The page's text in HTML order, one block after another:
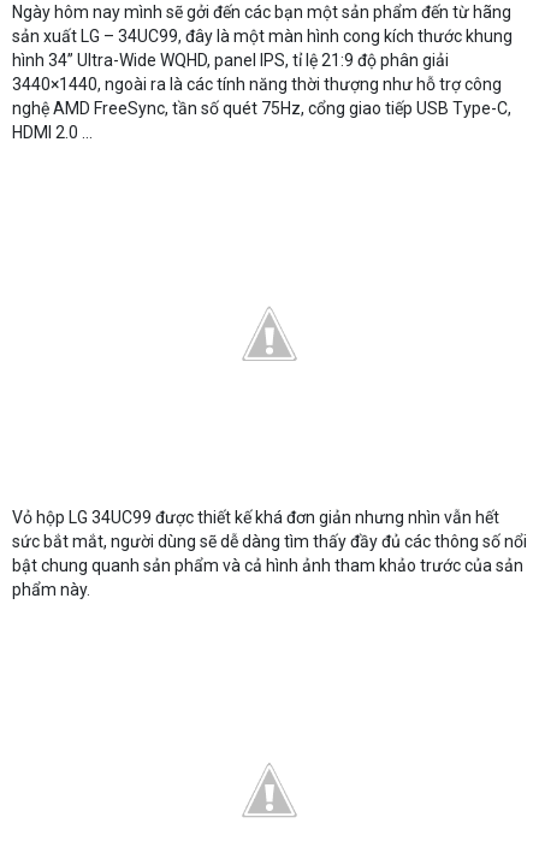
Ngày hôm nay mình sẽ gởi đến các bạn một sản phẩm đến từ hãng
sản xuất LG – 34UC99, đây là một màn hình cong kích thước khung
hình 34” Ultra-Wide WQHD, panel IPS, tỉ lệ 21:9 độ phân giải
3440×1440, ngoài ra là các tính năng thời thượng như hỗ trợ công
nghệ AMD FreeSync, tần số quét 75Hz, cổng giao tiếp USB Type-C,
HDMI 2.0 …
Vỏ hộp LG 34UC99 được thiết kế khá đơn giản nhưng nhìn vẫn hết
sức bắt mắt, người dùng sẽ dễ dàng tìm thấy đầy đủ các thông số nổi
bật chung quanh sản phẩm và cả hình ảnh tham khảo trước của sản
phẩm này.